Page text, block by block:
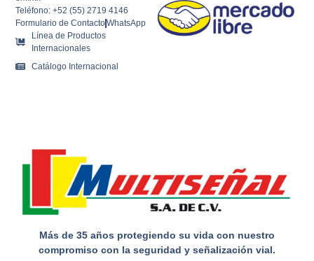
Más de 35 años protegiendo su vida con nuestro
compromiso con la seguridad y señalización vial.
Teléfono: +52 (55) 2719 4146
Formulario de ContactoWhatsApp
Línea de Productos
Internacionales
Catálogo Internacional